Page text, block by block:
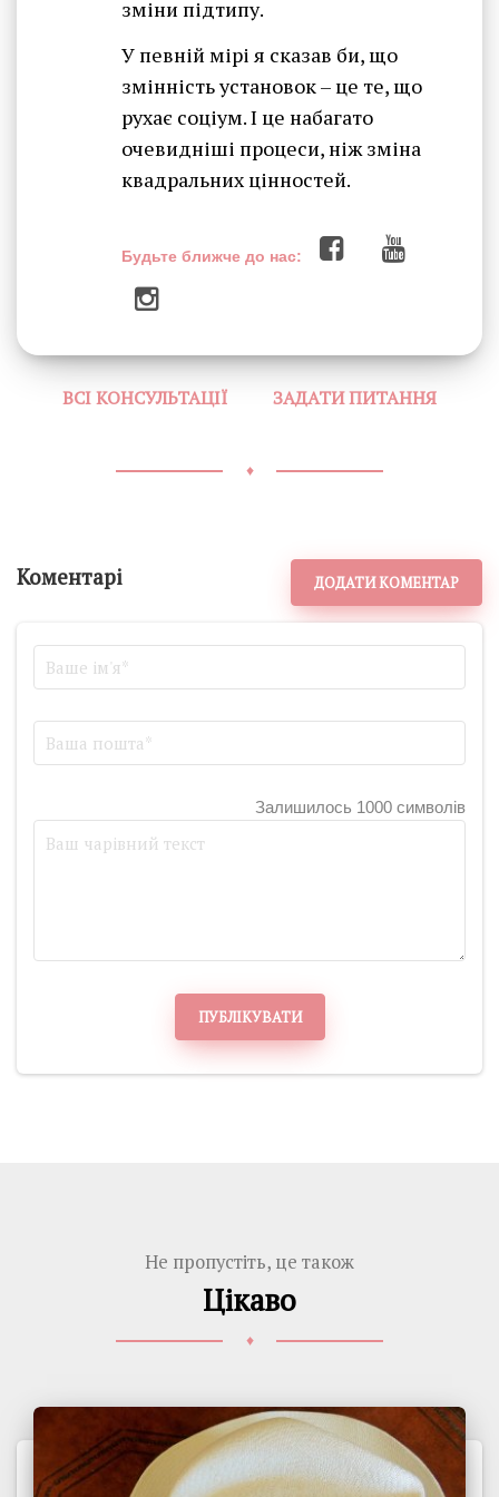
зміни підтипу.
У певній мірі я сказав би, що
змінність установок – це те, що
рухає соціум. І це набагато
очевидніші процеси, ніж зміна
квадральних цінностей.
Будьте ближче до нас:
ВСІ КОНСУЛЬТАЦІЇ ЗАДАТИ ПИТАННЯ
♦
Коментарі ДОДАТИ КОМЕНТАР
Залишилось 1000 символів
ПУБЛІКУВАТИ
Не пропустіть, це також
Цікаво
♦